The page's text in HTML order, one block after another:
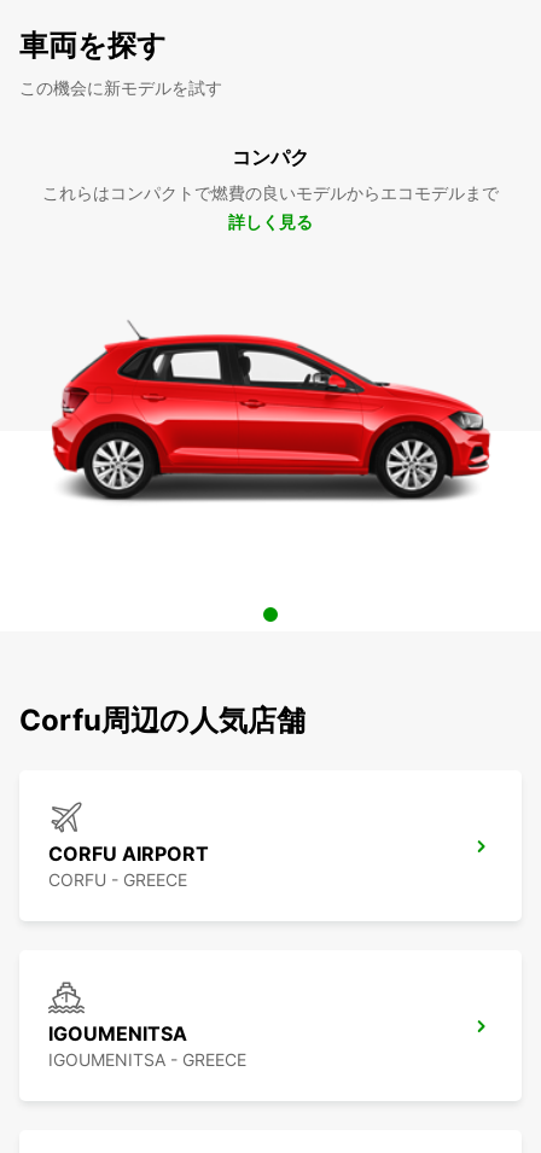
車両を探す
この機会に新モデルを試す
コンパク
これらはコンパクトで燃費の良いモデルからエコモデルまで
詳しく見る
Corfu周辺の人気店舗
CORFU AIRPORT
CORFU - GREECE
IGOUMENITSA
IGOUMENITSA - GREECE